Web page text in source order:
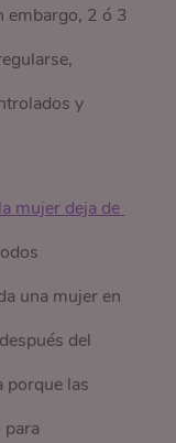
embargo, 2 ó 3
y
la mujer deja de
una mujer en
del
porque las